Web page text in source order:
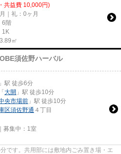
共益費 10,000円)
｜礼：0ヶ月
6階
1K
㎡
須佐野ハーバル
」駅 徒歩6分
「 大開 」駅 徒歩10分
央市場前 」駅 徒歩10分
区須佐野通 ４丁目
募集中： 1室
です。共用部には敷地内ごみ置き場・エ